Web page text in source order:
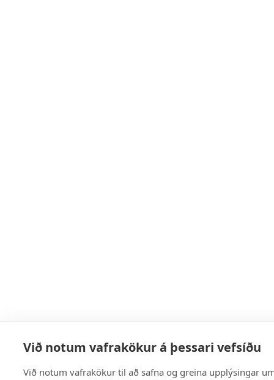
Við notum vafrakökur á þessari vefsíðu
Við notum vafrakökur til að safna og greina upplýsingar